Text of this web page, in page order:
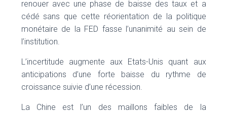
renouer avec une phase de baisse des taux et a
cédé sans que cette réorientation de la politique
monétaire de la FED fasse l’unanimité au sein de
l’institution.
L’incertitude augmente aux Etats-Unis quant aux
anticipations d’une forte baisse du rythme de
croissance suivie d’une récession.
La Chine est l’un des maillons faibles de la